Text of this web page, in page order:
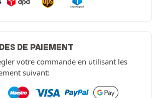
DE PAIEMENT
votre commande en utilisant les
suivant: